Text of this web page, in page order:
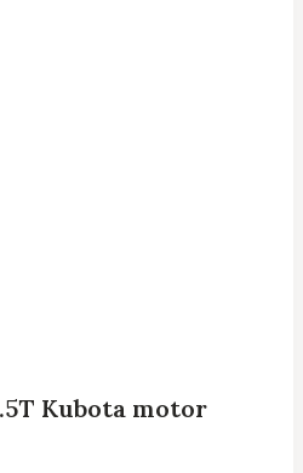
Kubota motor